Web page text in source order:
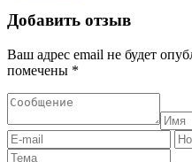
Добавить отзыв
Ваш адрес email не будет
помечены *